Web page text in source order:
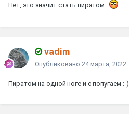
Нет, это значит стать пиратом
vadim
Опубликовано 24 марта, 2022
Пиратом на одной ноге и с попугаем :-)